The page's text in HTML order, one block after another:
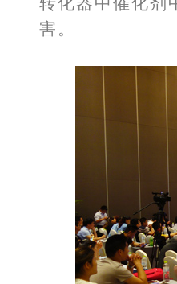
害。